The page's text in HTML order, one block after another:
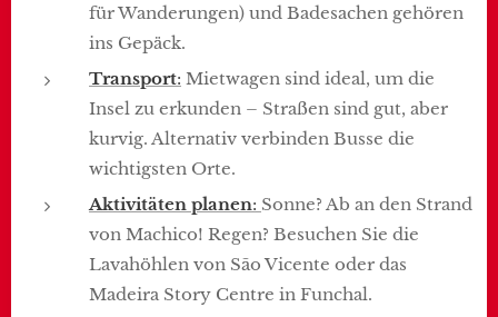
für Wanderungen) und Badesachen gehören
ins Gepäck.
Transport: Mietwagen sind ideal, um die
Insel zu erkunden – Straßen sind gut, aber
kurvig. Alternativ verbinden Busse die
wichtigsten Orte.
Aktivitäten planen: Sonne? Ab an den Strand
von Machico! Regen? Besuchen Sie die
Lavahöhlen von São Vicente oder das
Madeira Story Centre in Funchal.